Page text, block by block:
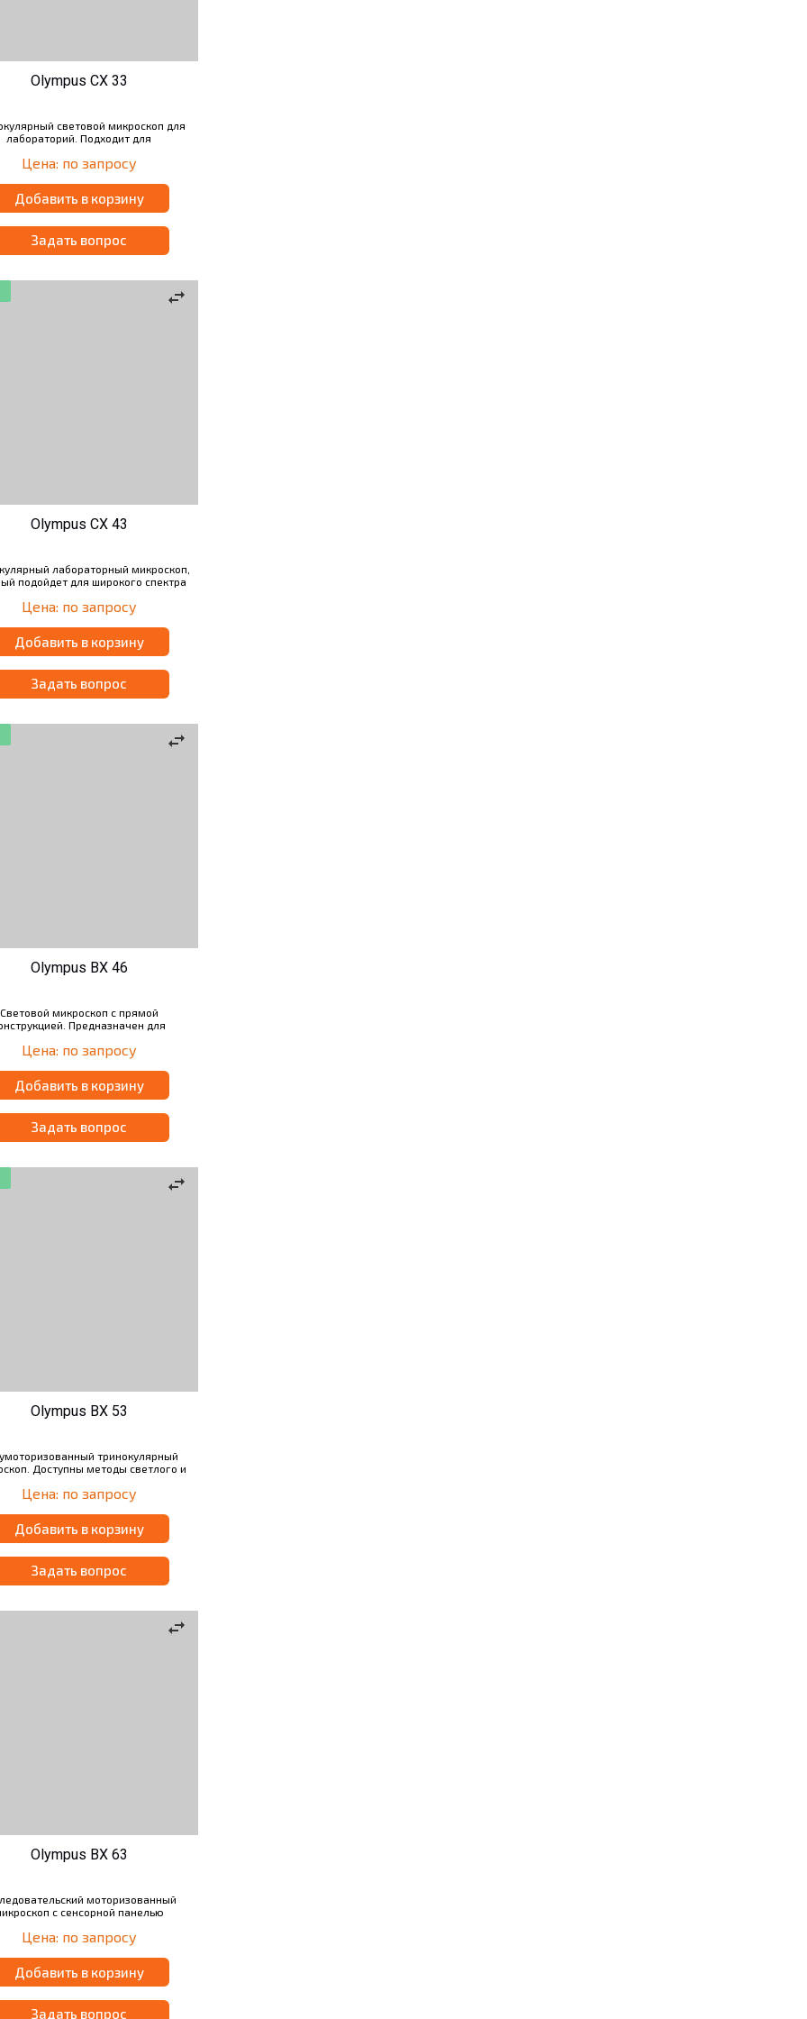
Olympus CX 33
световой микроскоп для
лабораторий. Подходит для
поляризационной микроскопии.
головка на 4 объектива.
Цена: по запросу
Добавить в корзину
Задать вопрос
swap_horiz
Olympus CX 43
лабораторный микроскоп,
подойдет для широкого спектра
простой поляризации, наблюдения
фазово-контрастной и
число объективов - 5
объективов.
Цена: по запросу
Добавить в корзину
Задать вопрос
swap_horiz
Olympus BX 46
Световой микроскоп с прямой
Предназначен для
поляризационной микроскопии
светлого поля. Оснащен 5-ти
объективов.
Цена: по запросу
Добавить в корзину
Задать вопрос
swap_horiz
Olympus BX 53
тринокулярный
Доступны методы светлого и
дифференциально-
интерференционный контраст и
метод. Может быть
оснащен 4-х, 5-ти, 6-ти и 7-ми
револьвером. Можно
иммерсионный объектив.
Цена: по запросу
Добавить в корзину
Задать вопрос
swap_horiz
Olympus BX 63
моторизованный
с сенсорной панелью
и темном поле, фазовом
контрасте, дифференциально-
контрасте,
и поляризационным
методом. Совместимость с
объективами.
Цена: по запросу
Добавить в корзину
Задать вопрос